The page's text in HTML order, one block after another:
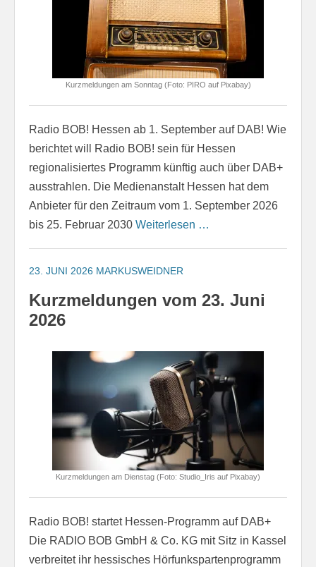
Kurzmeldungen am Sonntag (Foto: PIRO auf Pixabay)
Radio BOB! Hessen ab 1. September auf DAB! Wie
berichtet will Radio BOB! sein für Hessen
regionalisiertes Programm künftig auch über DAB+
ausstrahlen. Die Medienanstalt Hessen hat dem
Anbieter für den Zeitraum vom 1. September 2026
bis 25. Februar 2030 Weiterlesen …
23. JUNI 2026 MARKUSWEIDNER
Kurzmeldungen vom 23. Juni
2026
Kurzmeldungen am Dienstag (Foto: Studio_Iris auf Pixabay)
Radio BOB! startet Hessen-Programm auf DAB+
Die RADIO BOB GmbH & Co. KG mit Sitz in Kassel
verbreitet ihr hessisches Hörfunkspartenprogramm